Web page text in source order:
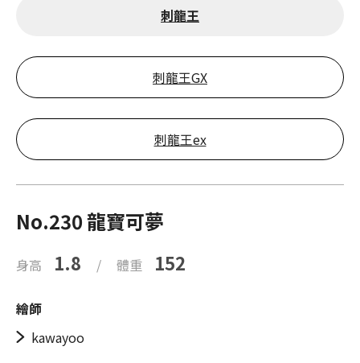
刺龍王
刺龍王GX
刺龍王ex
No.230 龍寶可夢
身高 1.8 / 體重 152
繪師
kawayoo